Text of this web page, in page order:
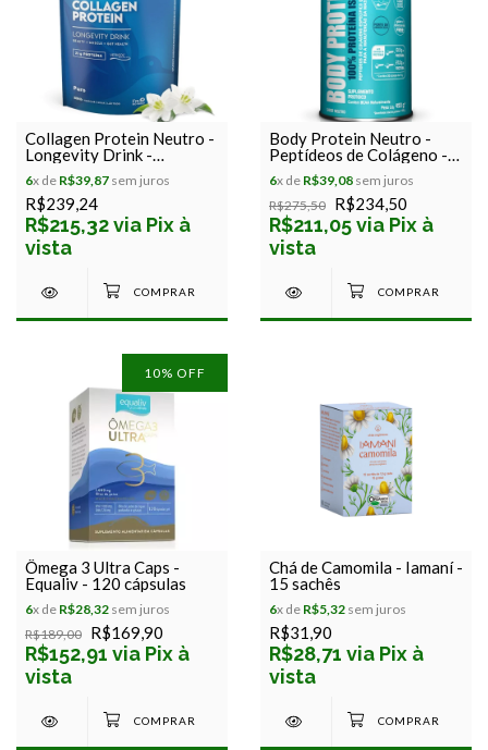
Collagen Protein Neutro -
Longevity Drink -
Puravida - 450g
6x de R$39,87 sem juros
R$239,24
R$215,32 via Pix à
vista
Body Protein Neutro -
Peptídeos de Colágeno -
Equaliv - 450g
6x de R$39,08 sem juros
R$275,50 R$234,50
R$211,05 via Pix à
vista
10% OFF
Ômega 3 Ultra Caps -
Equaliv - 120 cápsulas
6x de R$28,32 sem juros
R$189,00 R$169,90
R$152,91 via Pix à
vista
Chá de Camomila - Iamaní -
15 sachês
6x de R$5,32 sem juros
R$31,90
R$28,71 via Pix à
vista